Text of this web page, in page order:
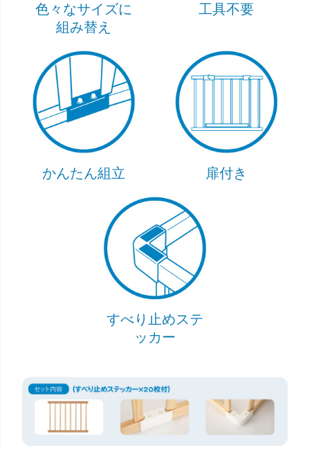
色々なサイズに
組み替え
工具不要
かんたん組立 扉付き
すべり止めステ
ッカー